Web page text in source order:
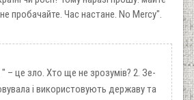
не пробачайте. Час настане. No Mercy".
– це зло. Хто ще не зрозумів? 2. Зе-
і використовують державу та